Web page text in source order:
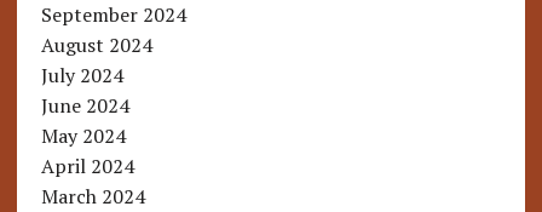
September 2024
August 2024
July 2024
June 2024
May 2024
April 2024
March 2024